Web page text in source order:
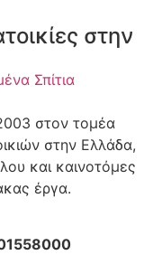
στην
στον τομέα
στην Ελλάδα,
και καινοτόμες
έργα.